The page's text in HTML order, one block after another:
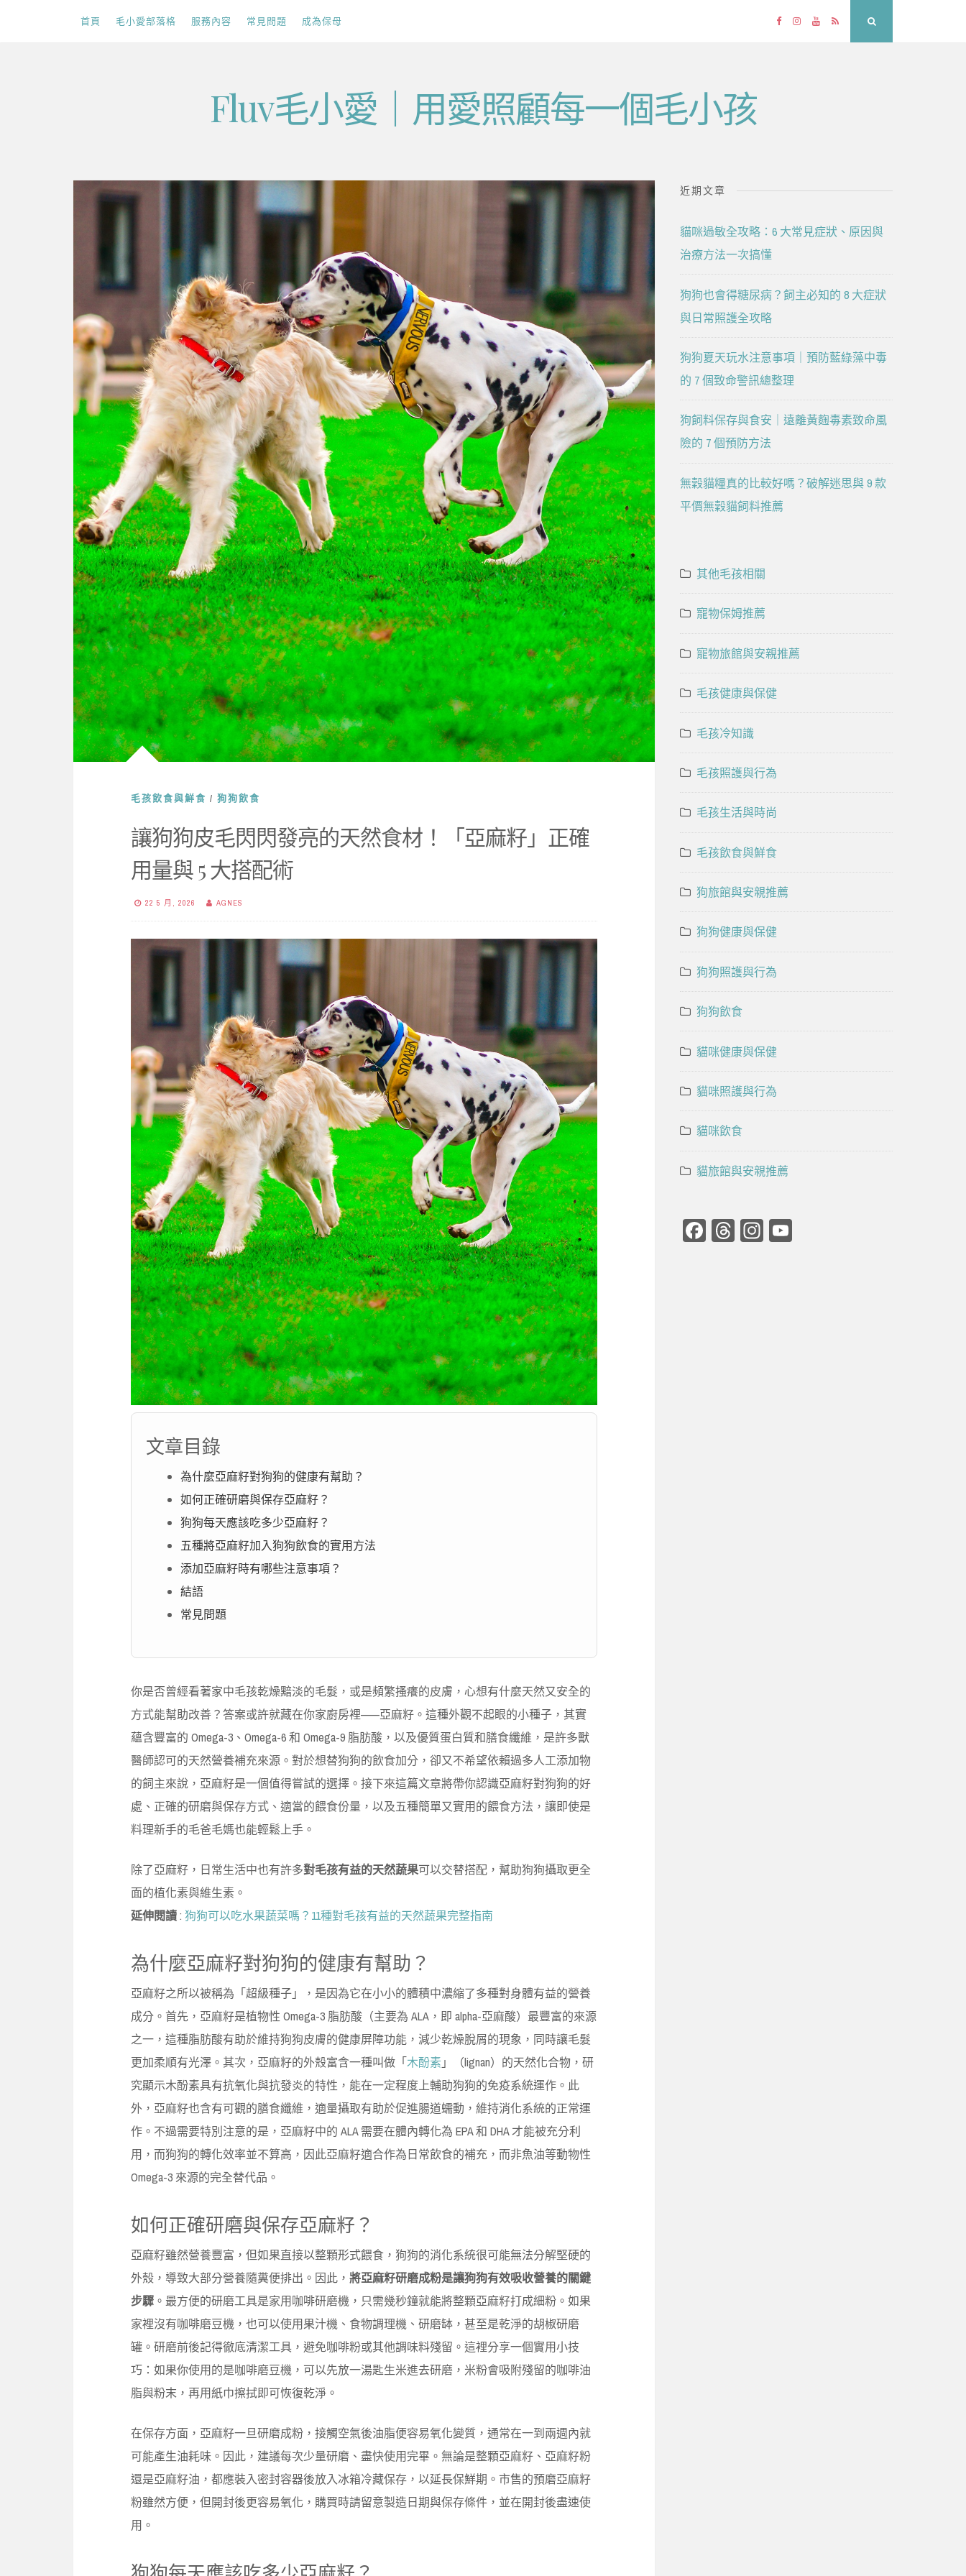
首頁 毛小愛部落格 服務內容 常見問題 成為保母 FacebookInstagram
YouTube
RSS
Fluv毛小愛｜用愛照顧每一個毛小孩
毛孩飲食與鮮食 / 狗狗飲食
讓狗狗皮毛閃閃發亮的天然食材！「亞麻籽」正確
用量與 5 大搭配術
22 5 月, 2026 AGNES
文章目錄
為什麼亞麻籽對狗狗的健康有幫助？
如何正確研磨與保存亞麻籽？
狗狗每天應該吃多少亞麻籽？
五種將亞麻籽加入狗狗飲食的實用方法
添加亞麻籽時有哪些注意事項？
結語
常見問題
你是否曾經看著家中毛孩乾燥黯淡的毛髮，或是頻繁搔癢的皮膚，心想有什麼天然又安全的
方式能幫助改善？答案或許就藏在你家廚房裡——亞麻籽。這種外觀不起眼的小種子，其實
蘊含豐富的 Omega-3、Omega-6 和 Omega-9 脂肪酸，以及優質蛋白質和膳食纖維，是許多獸
醫師認可的天然營養補充來源。對於想替狗狗的飲食加分，卻又不希望依賴過多人工添加物
的飼主來說，亞麻籽是一個值得嘗試的選擇。接下來這篇文章將帶你認識亞麻籽對狗狗的好
處、正確的研磨與保存方式、適當的餵食份量，以及五種簡單又實用的餵食方法，讓即使是
料理新手的毛爸毛媽也能輕鬆上手。
除了亞麻籽，日常生活中也有許多對毛孩有益的天然蔬果可以交替搭配，幫助狗狗攝取更全
面的植化素與維生素。
延伸閱讀: 狗狗可以吃水果蔬菜嗎？11種對毛孩有益的天然蔬果完整指南
為什麼亞麻籽對狗狗的健康有幫助？
亞麻籽之所以被稱為「超級種子」，是因為它在小小的體積中濃縮了多種對身體有益的營養
成分。首先，亞麻籽是植物性 Omega-3 脂肪酸（主要為 ALA，即 alpha-亞麻酸）最豐富的來源
之一，這種脂肪酸有助於維持狗狗皮膚的健康屏障功能，減少乾燥脫屑的現象，同時讓毛髮
更加柔順有光澤。其次，亞麻籽的外殼富含一種叫做「木酚素」（lignan）的天然化合物，研
究顯示木酚素具有抗氧化與抗發炎的特性，能在一定程度上輔助狗狗的免疫系統運作。此
外，亞麻籽也含有可觀的膳食纖維，適量攝取有助於促進腸道蠕動，維持消化系統的正常運
作。不過需要特別注意的是，亞麻籽中的 ALA 需要在體內轉化為 EPA 和 DHA 才能被充分利
用，而狗狗的轉化效率並不算高，因此亞麻籽適合作為日常飲食的補充，而非魚油等動物性
Omega-3 來源的完全替代品。
如何正確研磨與保存亞麻籽？
亞麻籽雖然營養豐富，但如果直接以整顆形式餵食，狗狗的消化系統很可能無法分解堅硬的
外殼，導致大部分營養隨糞便排出。因此， 將亞麻籽研磨成粉是讓狗狗有效吸收營養的關鍵
步驟 。最方便的研磨工具是家用咖啡研磨機，只需幾秒鐘就能將整顆亞麻籽打成細粉。如果
家裡沒有咖啡磨豆機，也可以使用果汁機、食物調理機、研磨缽，甚至是乾淨的胡椒研磨
罐。研磨前後記得徹底清潔工具，避免咖啡粉或其他調味料殘留。這裡分享一個實用小技
巧：如果你使用的是咖啡磨豆機，可以先放一湯匙生米進去研磨，米粉會吸附殘留的咖啡油
脂與粉末，再用紙巾擦拭即可恢復乾淨。
在保存方面，亞麻籽一旦研磨成粉，接觸空氣後油脂便容易氧化變質，通常在一到兩週內就
可能產生油耗味。因此，建議每次少量研磨、盡快使用完畢。無論是整顆亞麻籽、亞麻籽粉
還是亞麻籽油，都應裝入密封容器後放入冰箱冷藏保存，以延長保鮮期。市售的預磨亞麻籽
粉雖然方便，但開封後更容易氧化，購買時請留意製造日期與保存條件，並在開封後盡速使
用。
近期文章
貓咪過敏全攻略：6 大常見症狀、原因與
治療方法一次搞懂
狗狗也會得糖尿病？飼主必知的 8 大症狀
與日常照護全攻略
狗狗夏天玩水注意事項｜預防藍綠藻中毒
的 7 個致命警訊總整理
狗飼料保存與食安｜遠離黃麴毒素致命風
險的 7 個預防方法
無穀貓糧真的比較好嗎？破解迷思與 9 款
平價無穀貓飼料推薦
其他毛孩相關
寵物保姆推薦
寵物旅館與安親推薦
毛孩健康與保健
毛孩冷知識
毛孩照護與行為
毛孩生活與時尚
毛孩飲食與鮮食
狗旅館與安親推薦
狗狗健康與保健
狗狗照護與行為
狗狗飲食
貓咪健康與保健
貓咪照護與行為
貓咪飲食
貓旅館與安親推薦
Facebook
ThreadsInstagram
YouTube